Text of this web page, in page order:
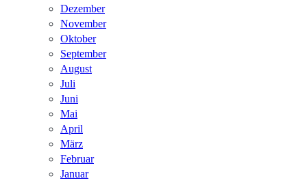
Dezember
November
Oktober
September
August
Juli
Juni
Mai
April
März
Februar
Januar